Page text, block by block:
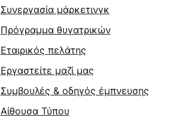
Συνεργασία μάρκετινγκ
Πρόγραμμα θυγατρικών
Εταιρικός πελάτης
Εργαστείτε μαζί μας
Συμβουλές & οδηγός έμπνευσης
Αίθουσα Τύπου